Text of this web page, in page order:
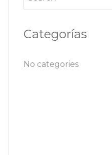
Categorías
No categories